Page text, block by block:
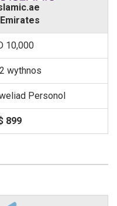
10,000
wythnos
Personol
899